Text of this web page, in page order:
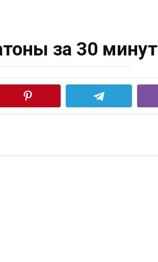
за 30 минут